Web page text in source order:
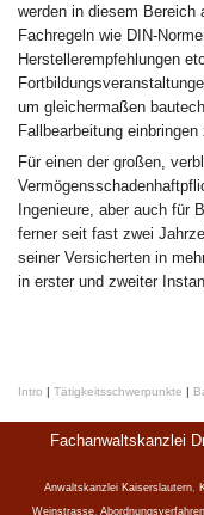
werden in diesem Bereich
Fachregeln wie DIN-
Herstellerempfehlungen
um gleichermaßen
Fallbearbeitung einbringen
Für einen der großen,
Ingenieure, aber auch für
ferner seit fast zwei
seiner Versicherten in
in erster und zweiter
Intro | Tätigkeitsschwerpunkte |
Fachanwaltskanzlei
Anwaltskanzlei Kaiserslautern,
Weinstrasse,